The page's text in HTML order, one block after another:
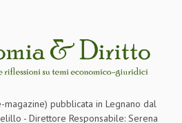
magazine) pubblicata in Legnano dal
- Direttore Responsabile: Serena